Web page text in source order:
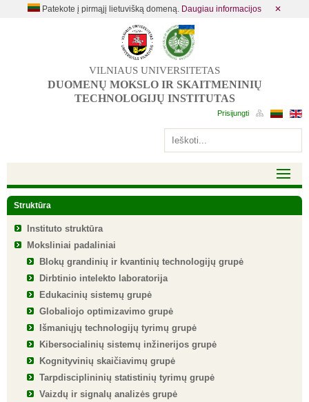
Patekote į pirmąjį lietuvišką domeną. Daugiau informacijos ✕
VILNIAUS UNIVERSITETAS
DUOMENŲ MOKSLO IR SKAITMENINIŲ
TECHNOLOGIJŲ INSTITUTAS
Struktūra
Instituto struktūra
Moksliniai padaliniai
Blokų grandinių ir kvantinių technologijų grupė
Dirbtinio intelekto laboratorija
Edukacinių sistemų grupė
Globaliojo optimizavimo grupė
Išmaniųjų technologijų tyrimų grupė
Kibersocialinių sistemų inžinerijos grupė
Kognityvinių skaičiavimų grupė
Tarpdisciplininių statistinių tyrimų grupė
Vaizdų ir signalų analizės grupė